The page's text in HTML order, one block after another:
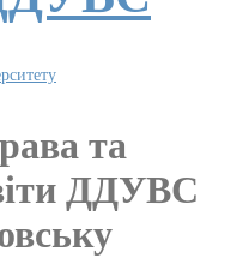
та
ДДУВС